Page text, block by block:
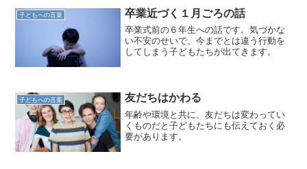
子どもへの言葉 卒業近づく１月ごろの話
卒業式前の６年生への話です。気づかな
い不安のせいで、今までとは違う行動を
してしまう子どもたちが出てきます。
子どもへの言葉 友だちはかわる
年齢や環境と共に、友だちは変わってい
くものだと子どもたちにも伝えておく必
要があります。